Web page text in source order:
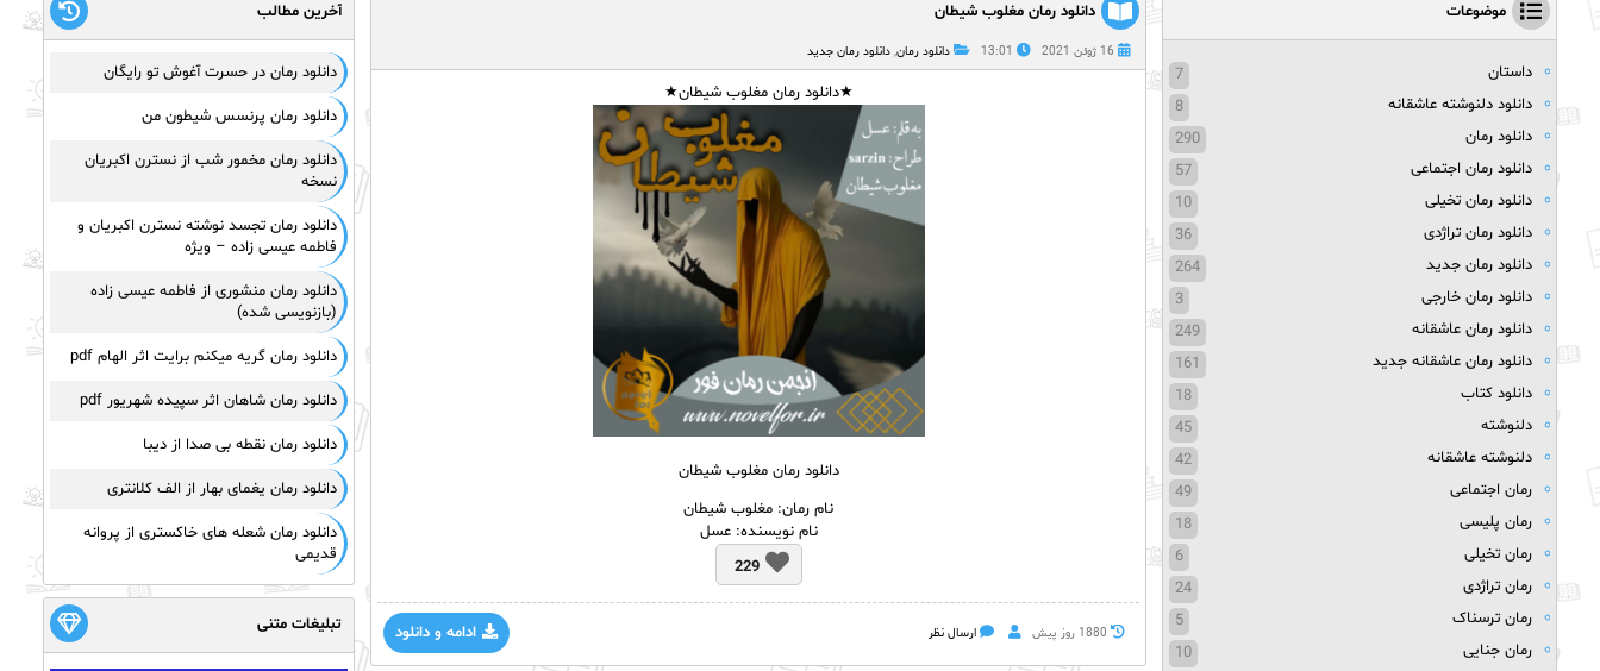
دانلود رمان مغلوب شیطان
16 ژوئن 2021 13:01 دانلود رمان, دانلود رمان جدید
★دانلود رمان مغلوب شیطان★
دانلود رمان مغلوب شیطان
نام رمان: مغلوب شیطان
نام نویسنده: عسل
229
ادامه و دانلود 1880 روز پيش ارسال نظر
موضوعات
داستان
7
دانلود دلنوشته عاشقانه
8
دانلود رمان
290
دانلود رمان اجتماعی
57
دانلود رمان تخیلی
10
دانلود رمان تراژدی
36
دانلود رمان جدید
264
دانلود رمان خارجی
3
دانلود رمان عاشقانه
249
دانلود رمان عاشقانه جدید
161
دانلود کتاب
18
دلنوشته
45
دلنوشته عاشقانه
42
رمان اجتماعی
49
رمان پلیسی
18
رمان تخیلی
6
رمان تراژدی
24
رمان ترسناک
5
رمان جنایی
10
آخرین مطالب
دانلود رمان در حسرت آغوش تو رایگان
دانلود رمان پرنسس شیطون من
دانلود رمان مخمور شب از نسترن اکبریان
نسخه
دانلود رمان تجسد نوشته نسترن اکبریان و
فاطمه عیسی زاده – ویژه
دانلود رمان منشوری از فاطمه عیسی زاده
(بازنویسی شده)
دانلود رمان گریه میکنم برایت اثر الهام pdf
دانلود رمان شاهان اثر سپیده شهریور pdf
دانلود رمان نقطه بی صدا از دیبا
دانلود رمان یغمای بهار از الف کلانتری
دانلود رمان شعله های خاکستری از پروانه
قدیمی
تبلیغات متنی